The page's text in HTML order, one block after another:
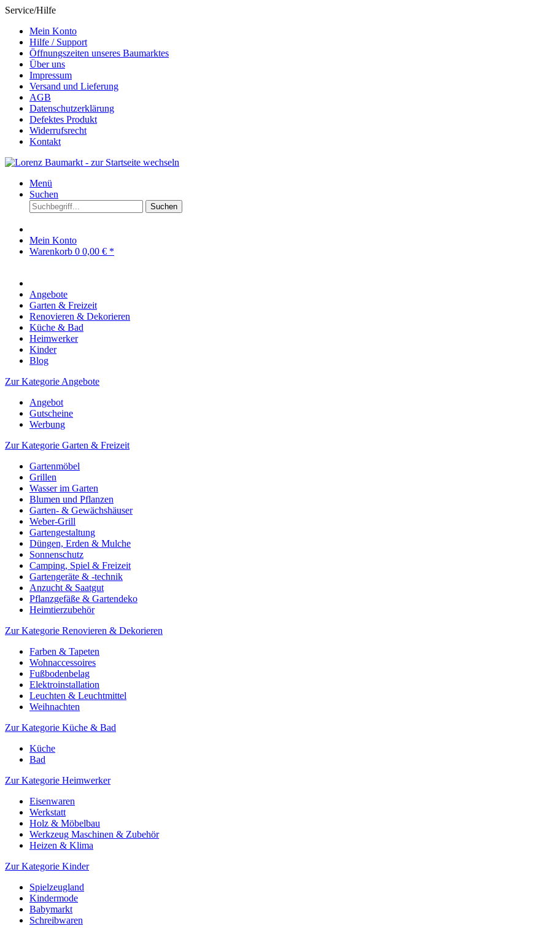
Service/Hilfe
Mein Konto
Hilfe / Support
Öffnungszeiten unseres Baumarktes
Über uns
Impressum
Versand und Lieferung
AGB
Datenschutzerklärung
Defektes Produkt
Widerrufsrecht
Kontakt
Menü
Suchen
Suchen
Mein Konto
Warenkorb 0 0,00 € *
Angebote
Garten & Freizeit
Renovieren & Dekorieren
Küche & Bad
Heimwerker
Kinder
Blog
Zur Kategorie Angebote
Angebot
Gutscheine
Werbung
Zur Kategorie Garten & Freizeit
Gartenmöbel
Grillen
Wasser im Garten
Blumen und Pflanzen
Garten- & Gewächshäuser
Weber-Grill
Gartengestaltung
Düngen, Erden & Mulche
Sonnenschutz
Camping, Spiel & Freizeit
Gartengeräte & -technik
Anzucht & Saatgut
Pflanzgefäße & Gartendeko
Heimtierzubehör
Zur Kategorie Renovieren & Dekorieren
Farben & Tapeten
Wohnaccessoires
Fußbodenbelag
Elektroinstallation
Leuchten & Leuchtmittel
Weihnachten
Zur Kategorie Küche & Bad
Küche
Bad
Zur Kategorie Heimwerker
Eisenwaren
Werkstatt
Holz & Möbelbau
Werkzeug Maschinen & Zubehör
Heizen & Klima
Zur Kategorie Kinder
Spielzeugland
Kindermode
Babymarkt
Schreibwaren